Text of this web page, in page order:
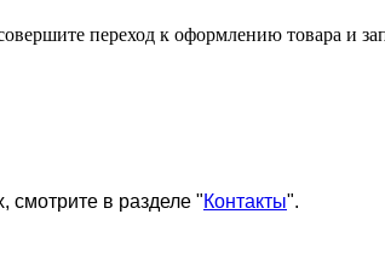
совершите переход к оформлению товара
смотрите в разделе "Контакты".